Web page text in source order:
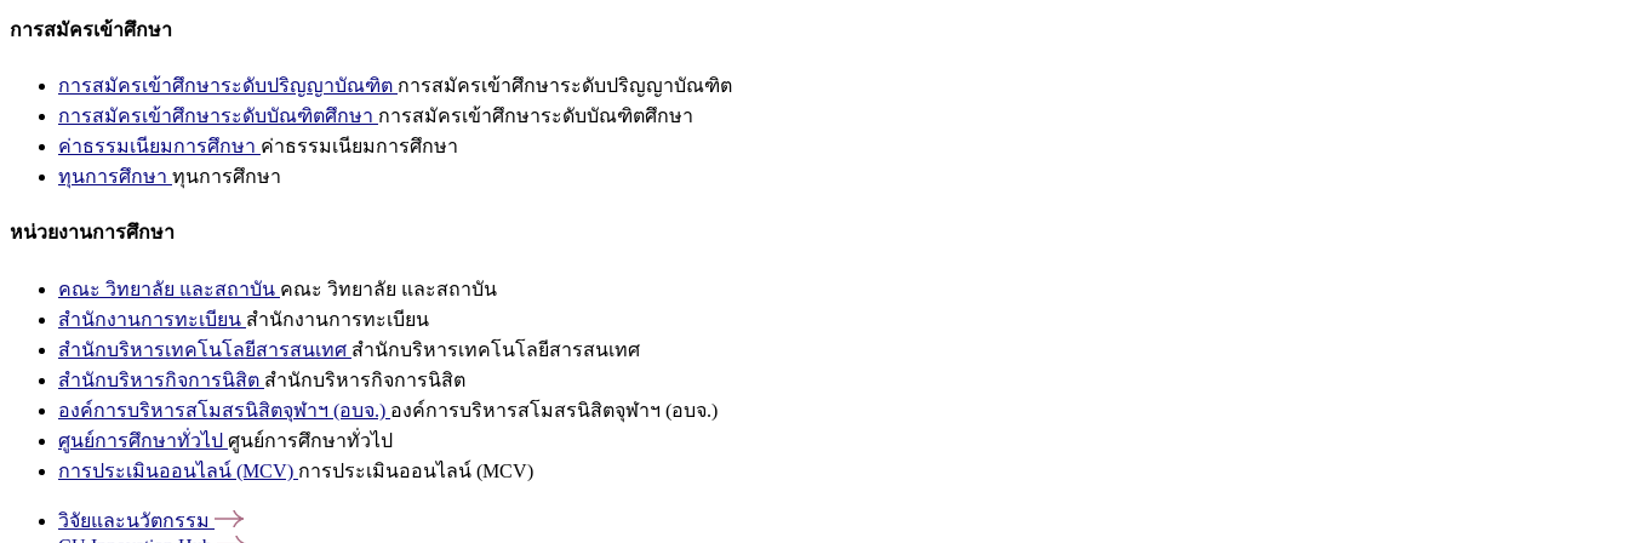
การสมัครเข้าศึกษา
การสมัครเข้าศึกษาระดับปริญญาบัณฑิต การสมัครเข้าศึกษาระดับปริญญาบัณฑิต
การสมัครเข้าศึกษาระดับบัณฑิตศึกษา การสมัครเข้าศึกษาระดับบัณฑิตศึกษา
ค่าธรรมเนียมการศึกษา ค่าธรรมเนียมการศึกษา
ทุนการศึกษา ทุนการศึกษา
หน่วยงานการศึกษา
คณะ วิทยาลัย และสถาบัน คณะ วิทยาลัย และสถาบัน
สำนักงานการทะเบียน สำนักงานการทะเบียน
สำนักบริหารเทคโนโลยีสารสนเทศ สำนักบริหารเทคโนโลยีสารสนเทศ
สำนักบริหารกิจการนิสิต สำนักบริหารกิจการนิสิต
องค์การบริหารสโมสรนิสิตจุฬาฯ (อบจ.) องค์การบริหารสโมสรนิสิตจุฬาฯ (อบจ.)
ศูนย์การศึกษาทั่วไป ศูนย์การศึกษาทั่วไป
การประเมินออนไลน์ (MCV) การประเมินออนไลน์ (MCV)
วิจัยและนวัตกรรม